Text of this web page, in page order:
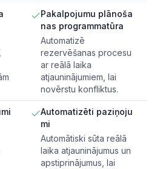
Pakalpojumu plānoša
nas programmatūra
Automatizē
rezervēšanas procesu
ar reālā laika
atjauninājumiem, lai
novērstu konfliktus.
Automatizēti paziņoju
mi
Automātiski sūta reālā
laika atjauninājumus un
apstiprinājumus, lai